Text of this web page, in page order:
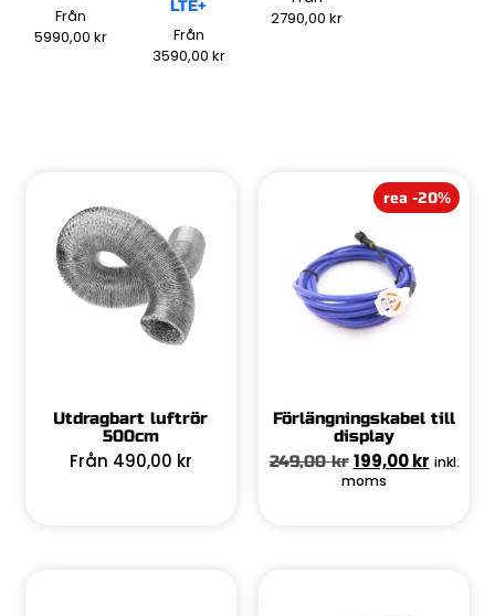
Från
5990,00 kr
LTE+
Från
3590,00 kr
2790,00 kr
Utdragbart luftrör
500cm
Från 490,00 kr
rea -20%
Förlängningskabel till
display
249,00kr 199,00kr inkl.
moms